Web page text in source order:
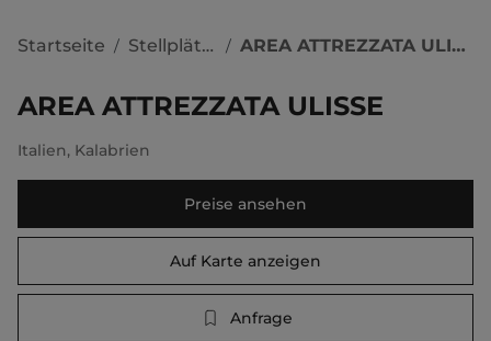
Startseite / Stellplätze / AREA ATTREZZATA ULISSE
AREA ATTREZZATA ULISSE
Italien, Kalabrien
Preise ansehen
Auf Karte anzeigen
Anfrage